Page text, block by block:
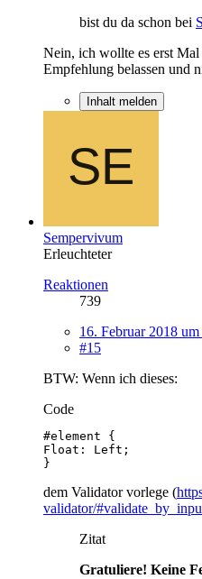
bist du da schon bei
Nein, ich wollte es erst
Empfehlung belassen und
Inhalt melden
Sempervivum
Erleuchteter
Reaktionen
739
16. Februar 2018
#15
BTW: Wenn ich dieses:
Code
}
dem Validator vorlege (
validator/
Zitat
Gratuliere! Keine